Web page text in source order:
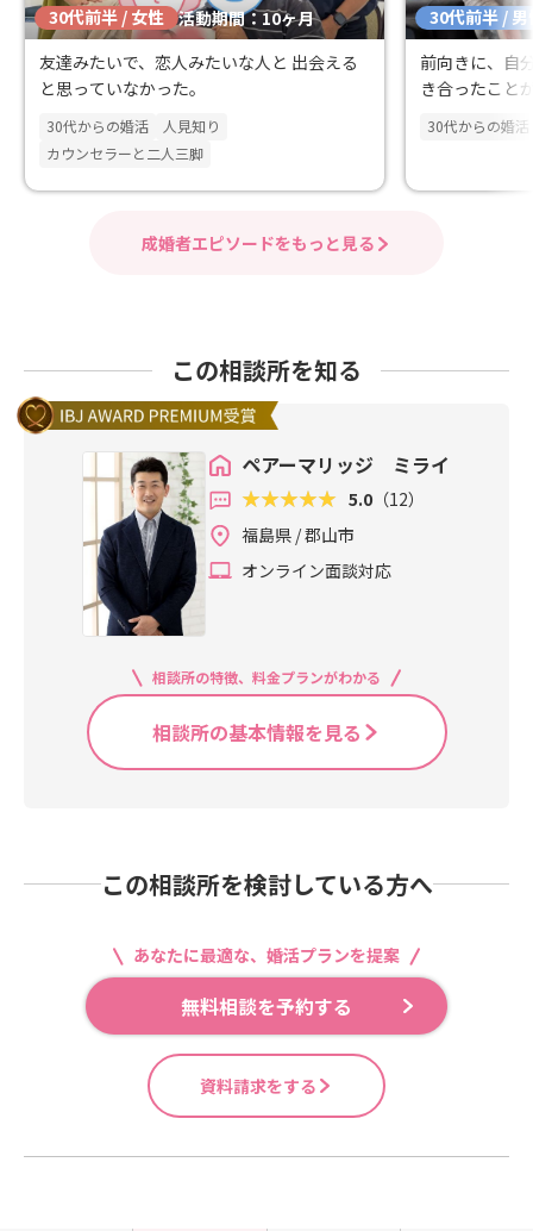
30代前半 / 女性 活動期間：10ヶ月
友達みたいで、恋人みたいな人と 出会える
と思っていなかった。
30代からの婚活
人見知り
カウンセラーと二人三脚
30代前半 / 男
前向きに、自
き合ったこと
30代からの婚活
成婚者エピソードをもっと見る
この相談所を知る
ペアーマリッジ ミライ
5.0 （12）
福島県 / 郡山市
オンライン面談対応
相談所の特徴、料金プランがわかる
相談所の基本情報を見る
この相談所を検討している方へ
あなたに最適な、婚活プランを提案
無料相談を予約する
資料請求をする